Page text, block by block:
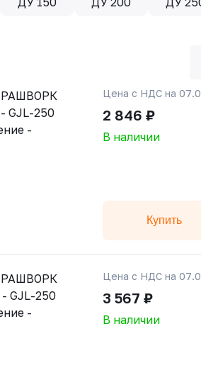
РАШВОРК
GJL-250
-
Цена с НДС на
2 846 ₽
В наличии
Купить
РАШВОРК
GJL-250
-
Цена с НДС на
3 567 ₽
В наличии